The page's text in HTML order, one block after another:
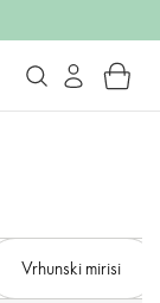
Vrhunski mirisi